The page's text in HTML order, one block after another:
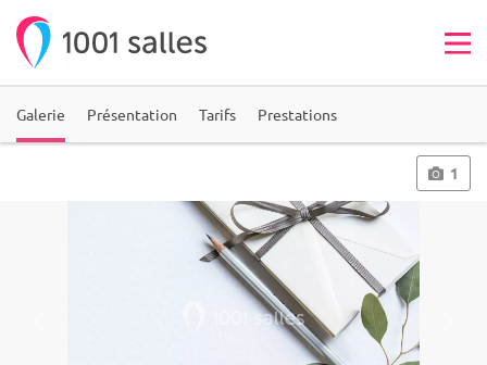
Galerie Présentation Tarifs Prestations
1